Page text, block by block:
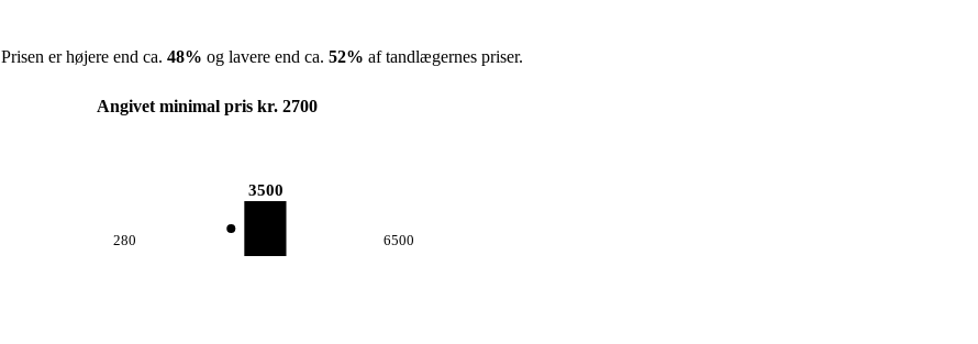
Prisen er højere end ca. 48% og lavere end ca. 52% af tandlægernes priser.
Angivet minimal pris kr. 2700
280
3500
6500